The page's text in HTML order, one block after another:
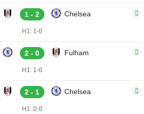
1 - 2 Chelsea
H1: 1-0
2 - 0 Fulham
H1: 1-0
2 - 1 Chelsea
H1: 0-0